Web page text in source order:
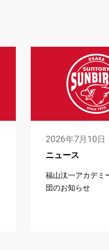
2026年7月 10 日
ニュース
福山汰一アカデミ
団のお知らせ